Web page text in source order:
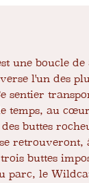
une boucle de
l'un des
sentier
temps, au
buttes
retrouveront,
buttes
parc, le